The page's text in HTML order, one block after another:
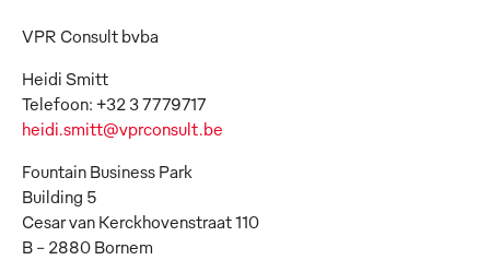
VPR Consult bvba
Heidi Smitt
heidi.smitt@vprconsult.be
Fountain Business Park
Building 5
Cesar van Kerckhovenstraat 110
B – 2880 Bornem